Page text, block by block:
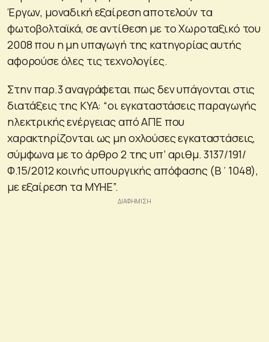
Έργων, μοναδική εξαίρεση αποτελούν τα
φωτοβολταϊκά, σε αντίθεση με το Χωροταξικό του
2008 που η μη υπαγωγή της κατηγορίας αυτής
αφορούσε όλες τις τεχνολογίες.
Στην παρ.3 αναγράφεται πως δεν υπάγονται στις
διατάξεις της ΚΥΑ: “oι εγκαταστάσεις παραγωγής
ηλεκτρικής ενέργειας από ΑΠΕ που
χαρακτηρίζονται ως μη οχλούσες εγκαταστάσεις,
σύμφωνα με το άρθρο 2 της υπ’ αριθμ. 3137/191/
Φ.15/2012 κοινής υπουργικής απόφασης (Β΄1048),
με εξαίρεση τα ΜΥΗΕ”.